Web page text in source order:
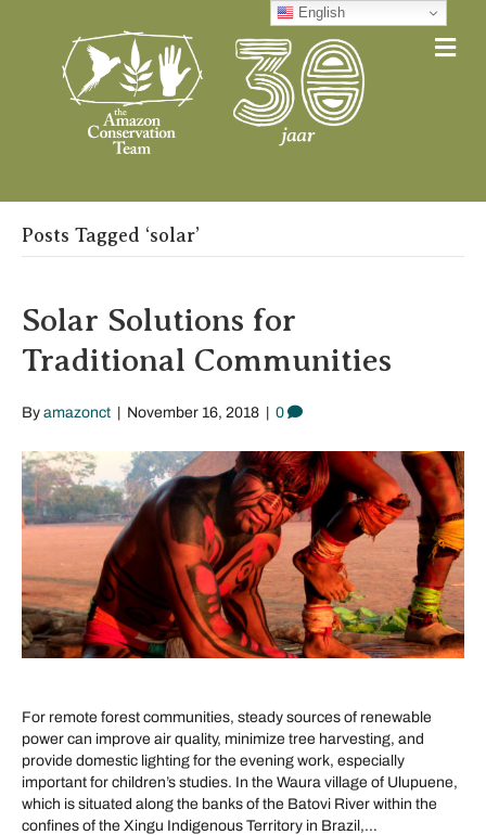
Posts Tagged ‘solar’
Solar Solutions for
Traditional Communities
By amazonct November 16, 2018 0
For remote forest communities, steady sources of renewable
power can improve air quality, minimize tree harvesting, and
provide domestic lighting for the evening work, especially
important for children’s studies. In the Waura village of Ulupuene,
which is situated along the banks of the Batovi River within the
confines of the Xingu Indigenous Territory in Brazil,…
English